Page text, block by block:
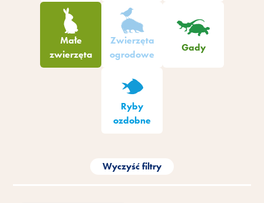
Małe
zwierzęta
Zwierzęta
ogrodowe
Gady
Ryby
ozdobne
Wyczyść filtry